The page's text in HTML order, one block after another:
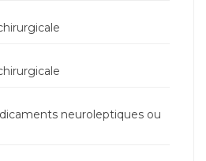
neuroleptiques ou